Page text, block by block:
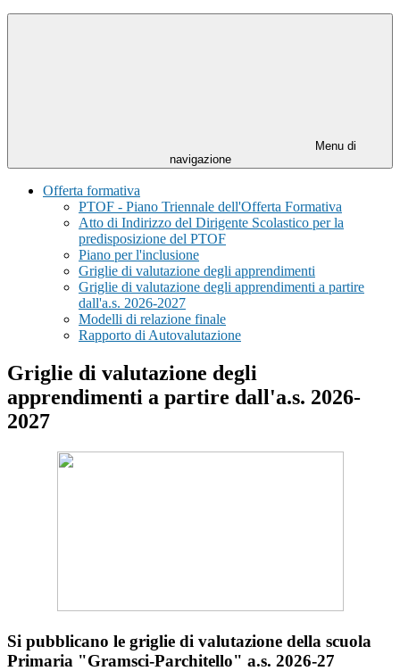
Menu di
navigazione
Offerta formativa
PTOF - Piano Triennale dell'Offerta Formativa
Atto di Indirizzo del Dirigente Scolastico per la
predisposizione del PTOF
Piano per l'inclusione
Griglie di valutazione degli apprendimenti
Griglie di valutazione degli apprendimenti a partire
dall'a.s. 2026-2027
Modelli di relazione finale
Rapporto di Autovalutazione
Griglie di valutazione degli
apprendimenti a partire dall'a.s. 2026-
2027
Si pubblicano le griglie di valutazione della scuola
Primaria "Gramsci-Parchitello" a.s. 2026-27